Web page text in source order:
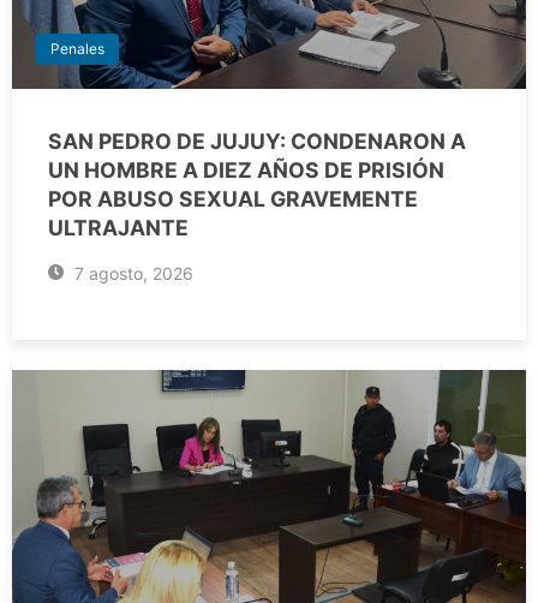
Penales
SAN PEDRO DE JUJUY: CONDENARON A
UN HOMBRE A DIEZ AÑOS DE PRISIÓN
POR ABUSO SEXUAL GRAVEMENTE
ULTRAJANTE
7 agosto, 2026